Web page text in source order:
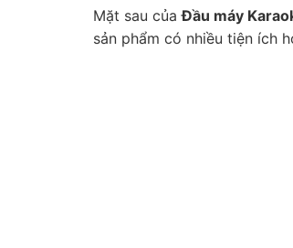
Mặt sau củaĐầu máy
sản phẩm có nhiều tiện ích